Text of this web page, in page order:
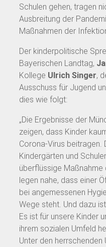
Schulen gehen, tragen
Ausbreitung der
Maßnahmen der
Der kinderpolitische
Bayerischen Landtag,
Kollege Ulrich Singer,
Ausschuss für Jugend
dies wie folgt:
„Die Ergebnisse der
zeigen, dass Kinder
Corona-Virus beitragen.
Kindergärten und
überflüssige Maßnahme
legen nahe, dass einer
bei angemessenen
Wege steht. Und dazu
Es ist für unsere Kinder
ihrem sozialen Umfeld
Unter den